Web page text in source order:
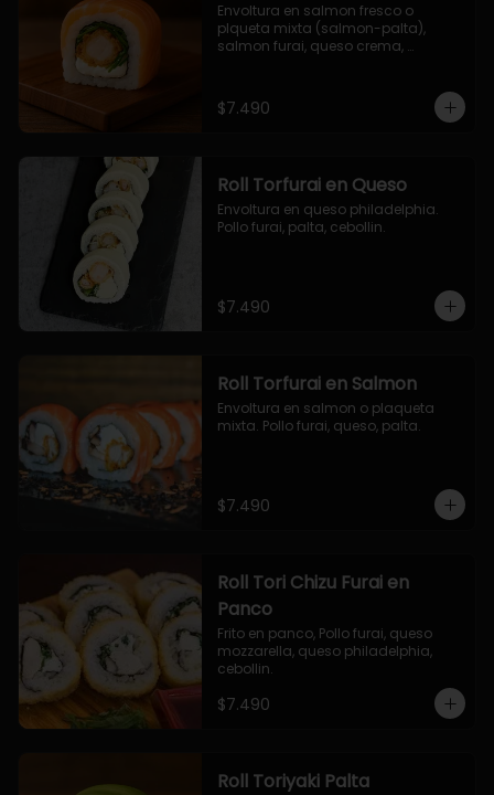
Envoltura en salmon fresco o
plqueta mixta (salmon-palta),
salmon furai, queso crema,
$7.490
Roll Torfurai en Queso
Envoltura en queso philadelphia.
Pollo furai, palta, cebollin.
$7.490
Roll Torfurai en Salmon
Envoltura en salmon o plaqueta
mixta. Pollo furai, queso, palta.
$7.490
Roll Tori Chizu Furai en
Panco
Frito en panco, Pollo furai, queso
mozzarella, queso philadelphia,
cebollin.
$7.490
Roll Toriyaki Palta